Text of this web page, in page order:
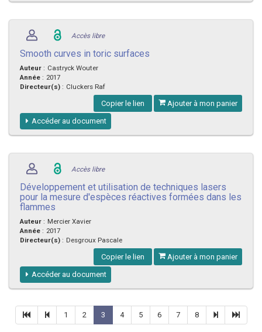
Accès libre
Smooth curves in toric surfaces
Auteur : Castryck Wouter
Année : 2017
Directeur(s) : Cluckers Raf
Copier le lien Ajouter à mon panier
Accéder au document
Accès libre
Développement et utilisation de techniques lasers
pour la mesure d'espèces réactives formées dans les
flammes
Auteur : Mercier Xavier
Année : 2017
Directeur(s) : Desgroux Pascale
Copier le lien Ajouter à mon panier
Accéder au document
1 2 3 4 5 6 7 8